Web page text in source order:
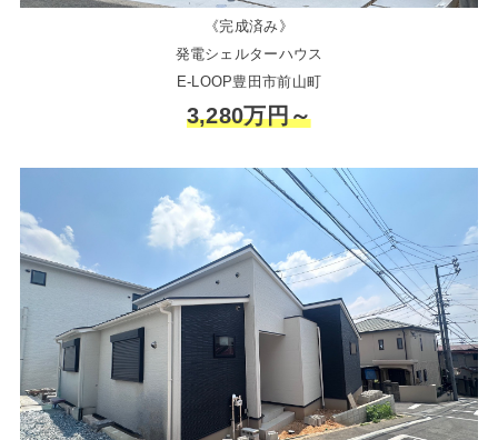
《完成済み》
発電シェルターハウス
E-LOOP豊田市前山町
3,280万円～